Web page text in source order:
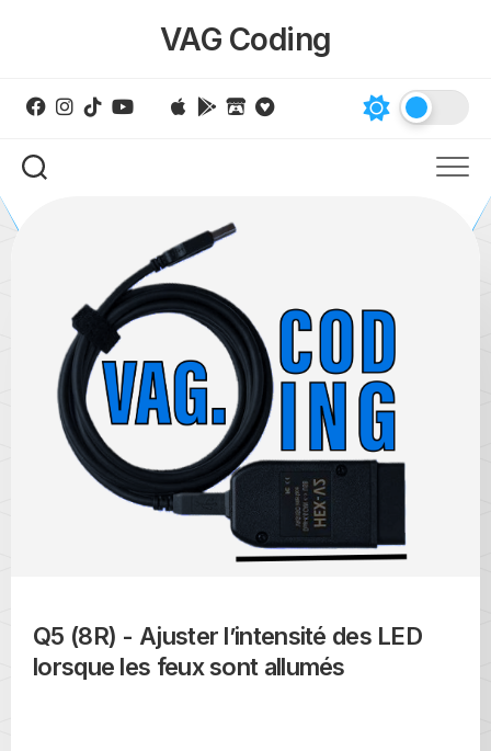
VAG Coding
Q5 (8R) - Ajuster l’intensité des LED
lorsque les feux sont allumés